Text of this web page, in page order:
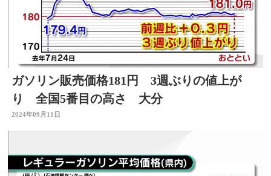
ガソリン販売価格181円 3週ぶりの値上が
り 全国5番目の高さ 大分
2024年09月11日